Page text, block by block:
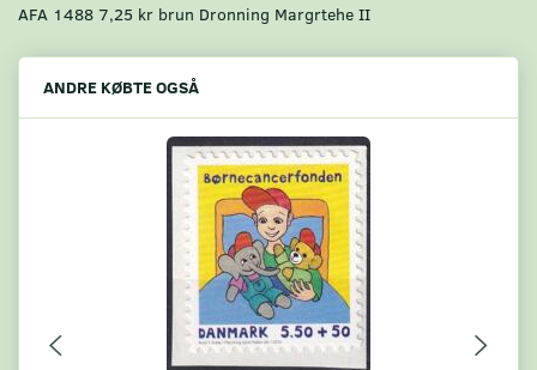
AFA 1488 7,25 kr brun Dronning Margrtehe II
ANDRE KØBTE OGSÅ